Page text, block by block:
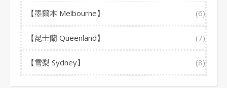
【墨爾本 Melbourne】 (6)
【昆士蘭 Queenland】 (7)
【雪梨 Sydney】 (8)